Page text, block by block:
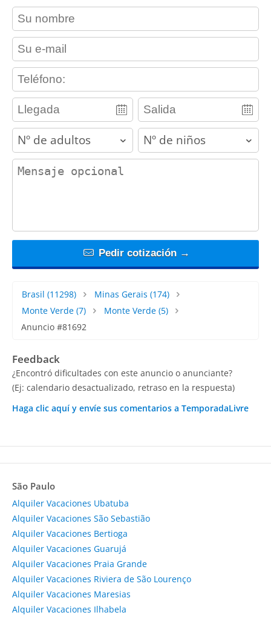
contact_name
contact_email
contact_phone
adults children
contact_message
Pedir cotización →
Brasil (11298) Minas Gerais (174)
Monte Verde (7) Monte Verde(5)
Anuncio #81692
Feedback
¿Encontró dificultades con este anuncio o anunciante?
(Ej: calendario desactualizado, retraso en la respuesta)
Haga clic aquí y envíe sus comentarios a TemporadaLivre
São Paulo
Alquiler Vacaciones Ubatuba
Alquiler Vacaciones São Sebastião
Alquiler Vacaciones Bertioga
Alquiler Vacaciones Guarujá
Alquiler Vacaciones Praia Grande
Alquiler Vacaciones Riviera de São Lourenço
Alquiler Vacaciones Maresias
Alquiler Vacaciones Ilhabela